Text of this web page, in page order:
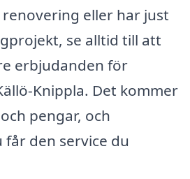
eller har just
se alltid till att
erbjudanden för
Knippla. Det kommer
pengar, och
den service du